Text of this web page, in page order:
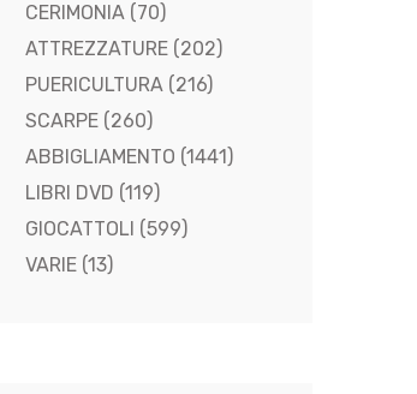
CERIMONIA (70)
ATTREZZATURE (202)
PUERICULTURA (216)
SCARPE (260)
ABBIGLIAMENTO (1441)
LIBRI DVD (119)
GIOCATTOLI (599)
VARIE (13)